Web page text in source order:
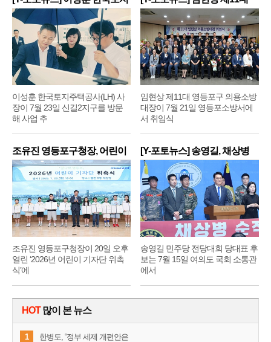
주
이성훈 한국토지주택공사(LH) 사
장이 7월 23일 신길2지구를 방문
해 사업 추
영
임현상 제11대 영등포구 의용소방
대장이 7월 21일 영등포소방서에
서 취임식
조유진 영등포구청장, 어린이
기
조유진 영등포구청장이 20일 오후
열린 ‘2026년 어린이 기자단 위촉
식’에
[Y-포토뉴스] 송영길, 채상병
순
송영길 민주당 전당대회 당대표 후
보는 7월 15일 여의도 국회 소통관
에서
HOT많이 본 뉴스
1 한병도, “정부 세제 개편안은